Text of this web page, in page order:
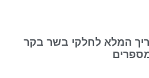
לחלקי בשר בקר